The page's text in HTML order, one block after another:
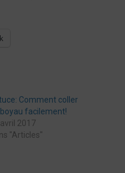
Comment coller
facilement!
2017
"Articles"